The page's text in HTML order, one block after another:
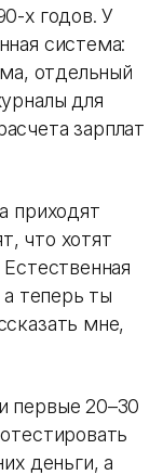
х годов. У
система:
отдельный
для
зарплат
приходят
что хотят
теперь ты
мне,
первые 20–30
деньги, а